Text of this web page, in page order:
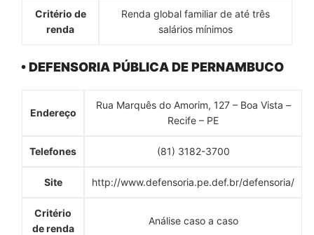
Critério de
renda
Renda global familiar de até três
salários mínimos
• DEFENSORIA PÚBLICA DE PERNAMBUCO
Endereço
Rua Marquês do Amorim, 127 – Boa Vista –
Recife – PE
Telefones (81) 3182-3700
Site http://www.defensoria.pe.def.br/defensoria/
Critério
de renda
Análise caso a caso